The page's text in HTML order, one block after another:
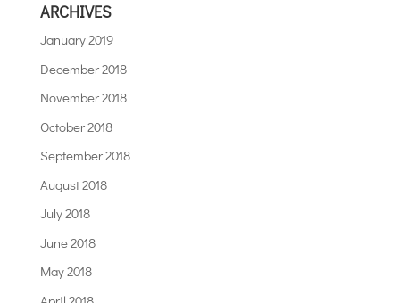
ARCHIVES
January 2019
December 2018
November 2018
October 2018
September 2018
August 2018
July 2018
June 2018
May 2018